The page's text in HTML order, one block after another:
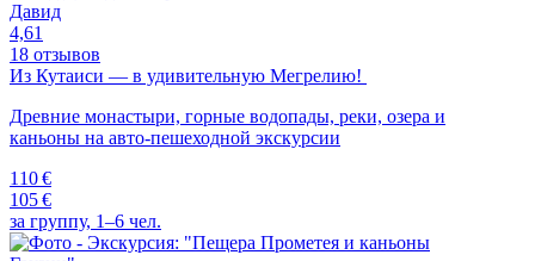
Давид
4,61
18 отзывов
Из Кутаиси — в удивительную Мегрелию!
Древние монастыри, горные водопады, реки, озера и
каньоны на авто-пешеходной экскурсии
110 €
105 €
за группу, 1–6 чел.